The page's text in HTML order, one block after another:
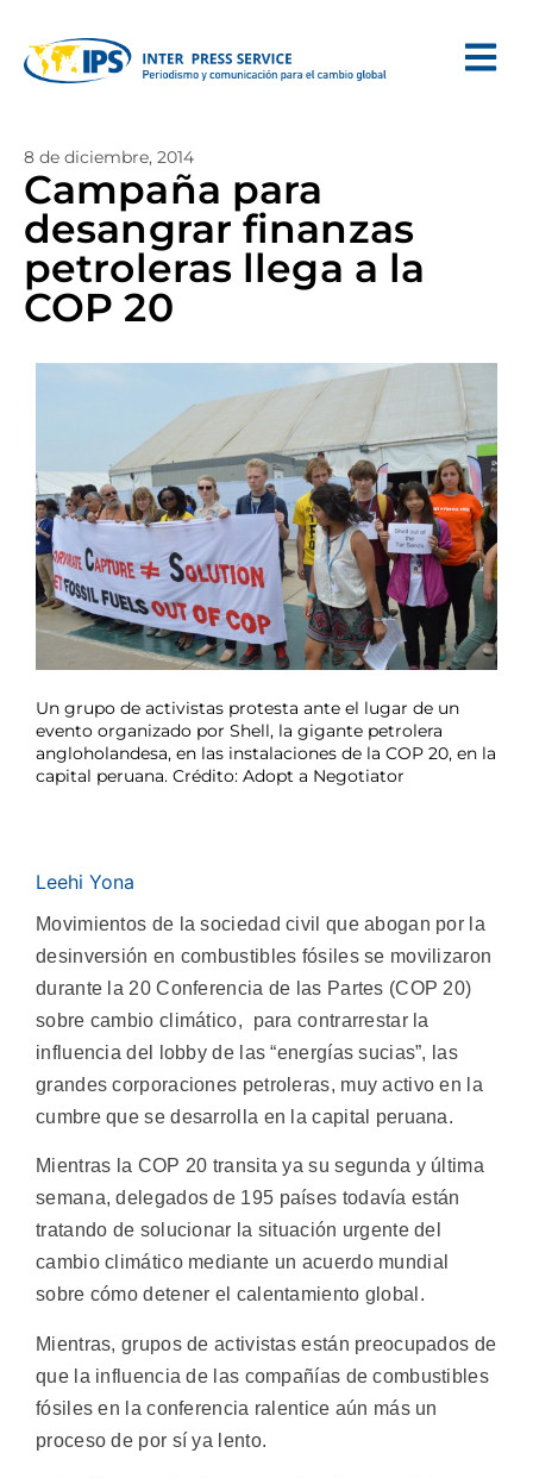
8 de diciembre, 2014
Campaña para
desangrar finanzas
petroleras llega a la
COP 20
Un grupo de activistas protesta ante el lugar de un
evento organizado por Shell, la gigante petrolera
angloholandesa, en las instalaciones de la COP 20, en la
capital peruana. Crédito: Adopt a Negotiator
Leehi Yona
Movimientos de la sociedad civil que abogan por la
desinversión en combustibles fósiles se movilizaron
durante la 20 Conferencia de las Partes (COP 20)
sobre cambio climático, para contrarrestar la
influencia del lobby de las “energías sucias”, las
grandes corporaciones petroleras, muy activo en la
cumbre que se desarrolla en la capital peruana.
Mientras la COP 20 transita ya su segunda y última
semana, delegados de 195 países todavía están
tratando de solucionar la situación urgente del
cambio climático mediante un acuerdo mundial
sobre cómo detener el calentamiento global.
Mientras, grupos de activistas están preocupados de
que la influencia de las compañías de combustibles
fósiles en la conferencia ralentice aún más un
proceso de por sí ya lento.